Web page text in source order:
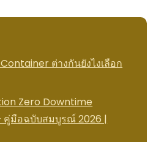
ต่างกันยังไงเลือก
Zero Downtime
มือฉบับสมบูรณ์ 2026 |